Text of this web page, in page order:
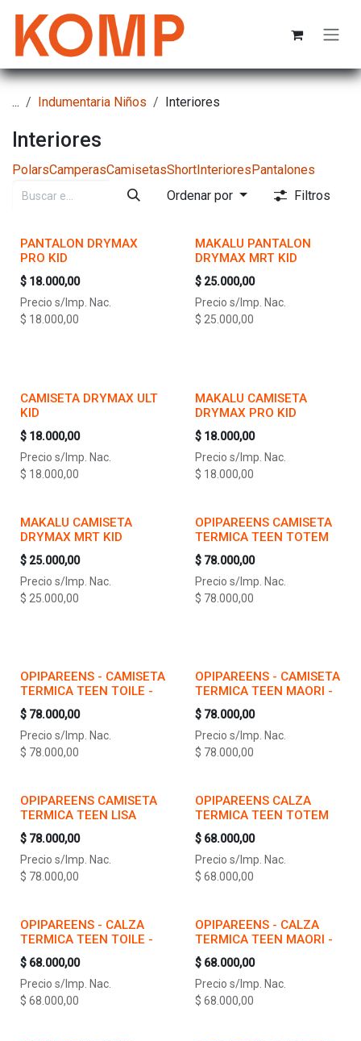
... Indumentaria Niños Interiores
Interiores
PolarsCamperasCamisetasShortInterioresPantalones
Ordenar por
Filtros
PANTALON DRYMAX
PRO KID
$ 18.000,00
Precio s/Imp. Nac.
$ 18.000,00
MAKALU PANTALON
DRYMAX MRT KID
$ 25.000,00
Precio s/Imp. Nac.
$ 25.000,00
CAMISETA DRYMAX ULT
KID
$ 18.000,00
Precio s/Imp. Nac.
$ 18.000,00
MAKALU CAMISETA
DRYMAX PRO KID
$ 18.000,00
Precio s/Imp. Nac.
$ 18.000,00
MAKALU CAMISETA
DRYMAX MRT KID
$ 25.000,00
Precio s/Imp. Nac.
$ 25.000,00
OPIPAREENS CAMISETA
TERMICA TEEN TOTEM
$ 78.000,00
Precio s/Imp. Nac.
$ 78.000,00
OPIPAREENS - CAMISETA
TERMICA TEEN TOILE -
$ 78.000,00
Precio s/Imp. Nac.
$ 78.000,00
OPIPAREENS - CAMISETA
TERMICA TEEN MAORI -
$ 78.000,00
Precio s/Imp. Nac.
$ 78.000,00
OPIPAREENS CAMISETA
TERMICA TEEN LISA
$ 78.000,00
Precio s/Imp. Nac.
$ 78.000,00
OPIPAREENS CALZA
TERMICA TEEN TOTEM
$ 68.000,00
Precio s/Imp. Nac.
$ 68.000,00
OPIPAREENS - CALZA
TERMICA TEEN TOILE -
$ 68.000,00
Precio s/Imp. Nac.
$ 68.000,00
OPIPAREENS - CALZA
TERMICA TEEN MAORI -
$ 68.000,00
Precio s/Imp. Nac.
$ 68.000,00